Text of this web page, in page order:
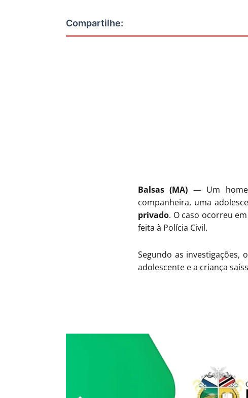
Balsas (MA) — Um
companheira, uma
privado. O caso ocorreu
feita à Polícia Civil.
Segundo as investigações,
adolescente e a criança